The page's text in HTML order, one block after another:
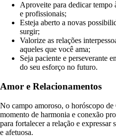
Aproveite para dedicar tempo
e profissionais;
Esteja aberto a novas
surgir;
Valorize as relações
aqueles que você ama;
Seja paciente e perseverante
do seu esforço no futuro.
Amor e Relacionamentos
No campo amoroso, o horóscopo
momento de harmonia e conexão
para fortalecer a relação e expressar
e afetuosa.